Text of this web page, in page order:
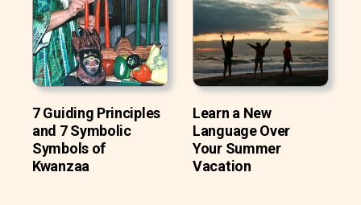
7 Guiding Principles
and 7 Symbolic
Symbols of
Kwanzaa
Learn a New
Language Over
Your Summer
Vacation